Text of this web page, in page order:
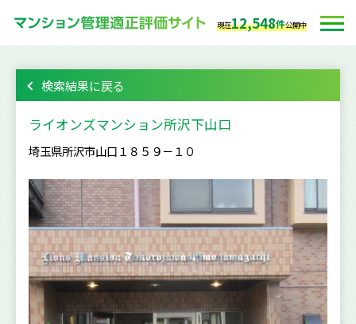
現在12,548件公開中
検索結果に戻る
ライオンズマンション所沢下山口
埼玉県所沢市山口１８５９－１０